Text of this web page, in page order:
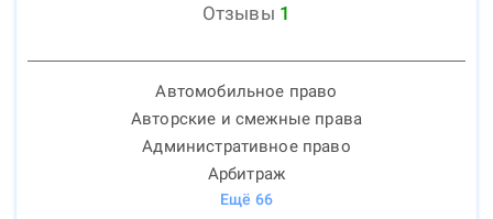
Отзывы 1
Автомобильное право
Авторские и смежные права
Административное право
Арбитраж
Ещё 66